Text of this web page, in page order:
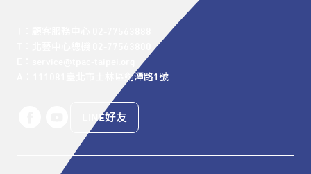
A：111081臺北市士林區劍潭路1號
LINE好友